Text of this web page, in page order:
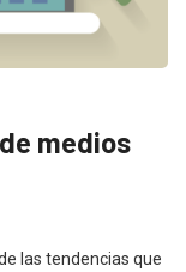
medios
las tendencias que